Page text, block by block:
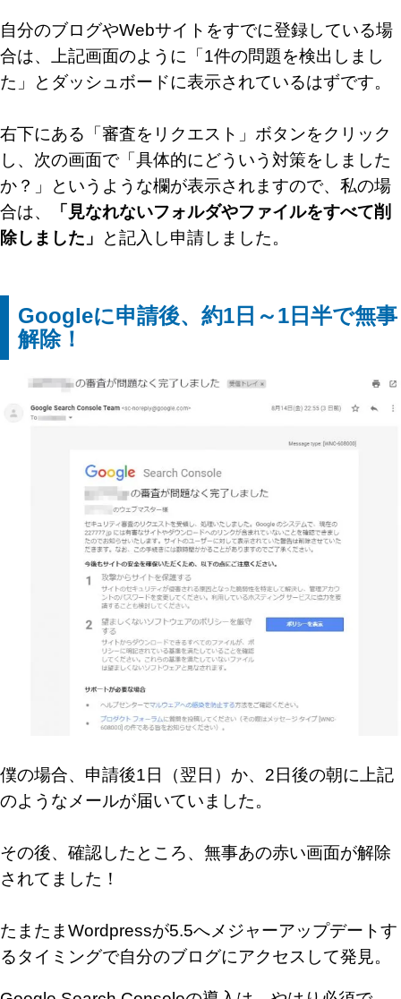
自分のブログやWebサイトをすでに登録している場
合は、上記画面のように「1件の問題を検出しまし
た」とダッシュボードに表示されているはずです。
右下にある「審査をリクエスト」ボタンをクリック
し、次の画面で「具体的にどういう対策をしました
か？」というような欄が表示されますので、私の場
合は、
「見なれないフォルダやファイルをすべて削
除しました」
と記入し申請しました。
Googleに申請後、約1日～1日半で無事
解除！
僕の場合、申請後1日（翌日）か、2日後の朝に上記
のようなメールが届いていました。
その後、確認したところ、無事あの赤い画面が解除
されてました！
たまたまWordpressが5.5へメジャーアップデートす
るタイミングで自分のブログにアクセスして発見。